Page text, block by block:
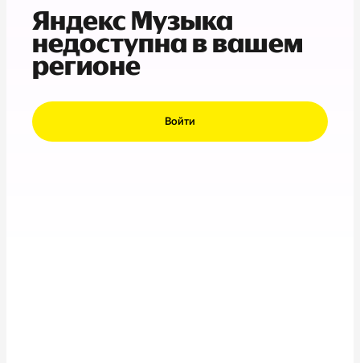
Яндекс Музыка
недоступна в вашем
регионе
Войти